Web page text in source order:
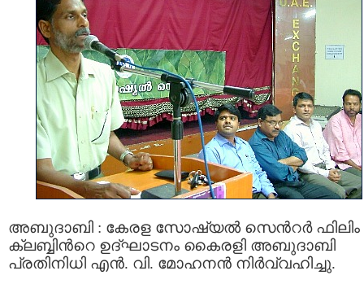
അബുദാബി : കേരള സോഷ്യല്‍ സെന്‍റര്‍ ഫിലിം
ക്ലബ്ബിന്‍റെ ഉദ്ഘാടനം കൈരളി അബുദാബി
പ്രതിനിധി എന്‍. വി. മോഹനന്‍ നിര്‍വ്വഹിച്ചു.